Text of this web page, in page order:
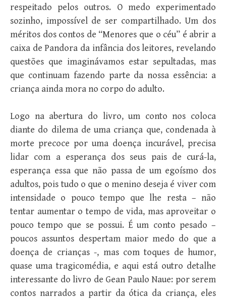
respeitado pelos outros. O medo experimentado
sozinho, impossível de ser compartilhado. Um dos
méritos dos contos de “Menores que o céu” é abrir a
caixa de Pandora da infância dos leitores, revelando
questões que imaginávamos estar sepultadas, mas
que continuam fazendo parte da nossa essência: a
criança ainda mora no corpo do adulto.
Logo na abertura do livro, um conto nos coloca
diante do dilema de uma criança que, condenada à
morte precoce por uma doença incurável, precisa
lidar com a esperança dos seus pais de curá-la,
esperança essa que não passa de um egoísmo dos
adultos, pois tudo o que o menino deseja é viver com
intensidade o pouco tempo que lhe resta – não
tentar aumentar o tempo de vida, mas aproveitar o
pouco tempo que se possui. É um conto pesado –
poucos assuntos despertam maior medo do que a
doença de crianças -, mas com toques de humor,
quase uma tragicomédia, e aqui está outro detalhe
interessante do livro de Gean Paulo Naue: por serem
contos narrados a partir da ótica da criança, eles